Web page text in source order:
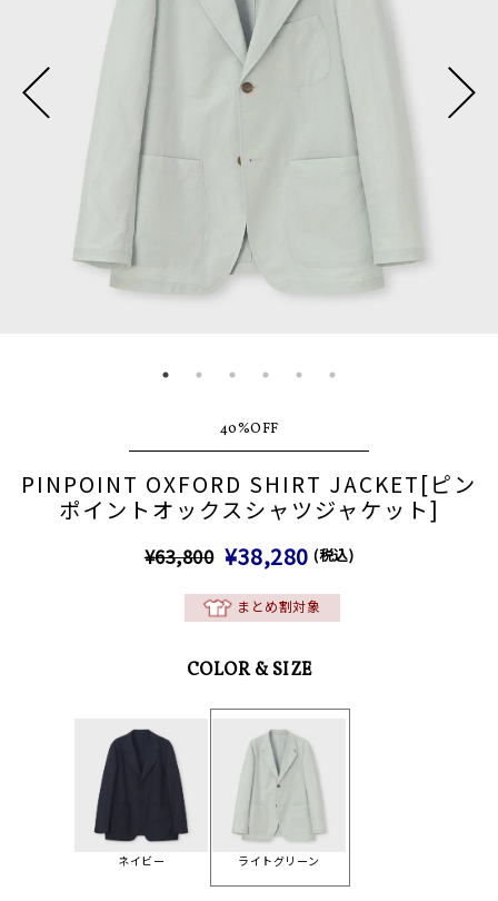
40%OFF
PINPOINT OXFORD SHIRT JACKET[ピン
ポイントオックスシャツジャケット]
¥63,800 ¥38,280 (税込)
まとめ割対象
COLOR & SIZE
ネイビー ライトグリーン